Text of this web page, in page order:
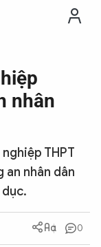
nhân
THPT
an nhân dân
0